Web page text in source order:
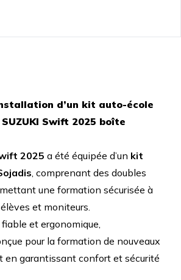
d’un kit auto-école
Swift 2025 boîte
2025 a été équipée d’un kit
, comprenant des doubles
une formation sécurisée à
et moniteurs.
et ergonomique,
pour la formation de nouveaux
en garantissant confort et sécurité